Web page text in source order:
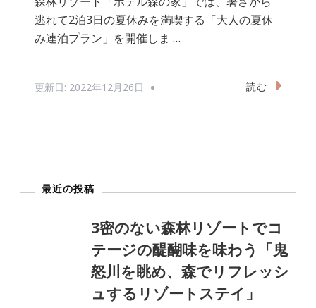
逃れて2泊3日の夏休みを満喫する「大人の夏休
み連泊プラン」を開催しま …
更新日: 2022年12月26日 読む
最近の投稿
3密のない森林リゾートでコ
テージの醍醐味を味わう「鬼
怒川を眺め、森でリフレッシ
ュするリゾートステイ」